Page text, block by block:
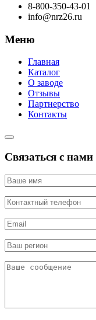
8-800-350-43-01
info@nrz26.ru
Меню
Главная
Каталог
О заводе
Отзывы
Партнерство
Контакты
Связаться с нами